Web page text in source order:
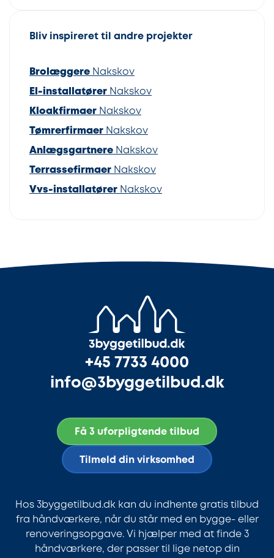
Bliv inspireret til andre projekter
Brolæggere Nakskov
El-installatører Nakskov
Kloakfirmaer Nakskov
Tømrerfirmaer Nakskov
Anlægsgartnere Nakskov
Terrassefirmaer Nakskov
Vvs-installatører Nakskov
+45 7733 4000
info@3byggetilbud.dk
Få 3 uforpligtende tilbud
Tilmeld din virksomhed
Hos 3byggetilbud.dk kan du indhente gratis tilbud
fra håndværkere, når du står med en bygge- eller
renoveringsopgave. Vi hjælper med at finde 3
håndværkere, der passer til lige netop din